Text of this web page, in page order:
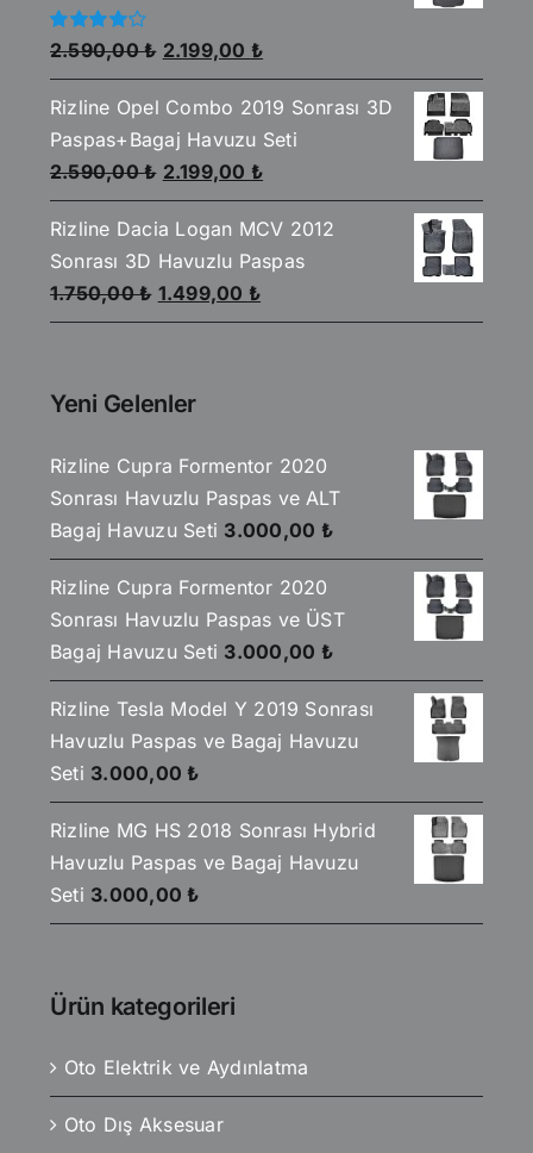
5
üzerinden
4.00oy
aldı
2.590,00₺ Orijinal
fiyat:
2.590,00 ₺.
2.199,00 ₺Şu
andaki
fiyat:
2.199,00 ₺.
Rizline Opel Combo 2019 Sonrası 3D
Paspas+Bagaj Havuzu Seti
2.590,00₺ Orijinal
fiyat:
2.590,00 ₺.
2.199,00 ₺Şu
andaki
fiyat:
2.199,00 ₺.
Rizline Dacia Logan MCV 2012
Sonrası 3D Havuzlu Paspas
1.750,00₺ Orijinal
fiyat:
1.499,00 ₺Şu
andaki
Yeni Gelenler
Rizline Cupra Formentor 2020
Sonrası Havuzlu Paspas ve ALT
Bagaj Havuzu Seti 3.000,00 ₺
Rizline Cupra Formentor 2020
Sonrası Havuzlu Paspas ve ÜST
Bagaj Havuzu Seti 3.000,00 ₺
Rizline Tesla Model Y 2019 Sonrası
Havuzlu Paspas ve Bagaj Havuzu
Seti 3.000,00 ₺
Rizline MG HS 2018 Sonrası Hybrid
Havuzlu Paspas ve Bagaj Havuzu
Seti 3.000,00 ₺
Ürün kategorileri
Oto Elektrik ve Aydınlatma
Oto Dış Aksesuar